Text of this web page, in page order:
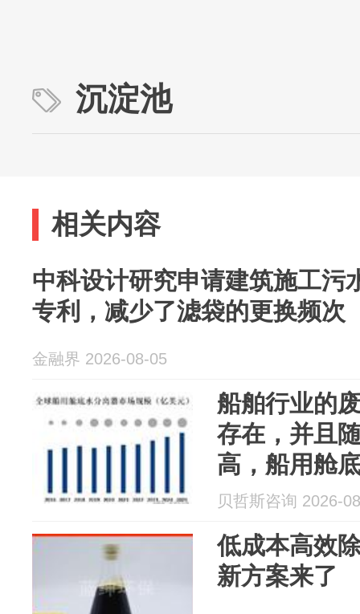
沉淀池
相关内容
中科设计研究申请建筑施工污
专利，减少了滤袋的更换频次
金融界 2026-08-05
船舶行业的
存在，并且
高，船用舱
求有望增长
贝哲斯咨询 2026-
低成本高效
新方案来了